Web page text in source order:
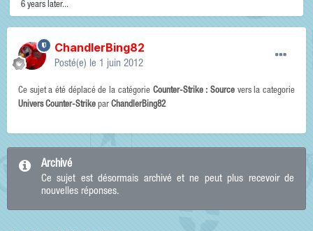
6 years later...
ChandlerBing82
Posté(e) le 1 juin 2012
Ce sujet a été déplacé de la catégorie Counter-Strike : Sourcevers la categorie
Univers Counter-Strike par ChandlerBing82
Archivé
Ce sujet est désormais archivé et ne peut plus recevoir de
nouvelles réponses.